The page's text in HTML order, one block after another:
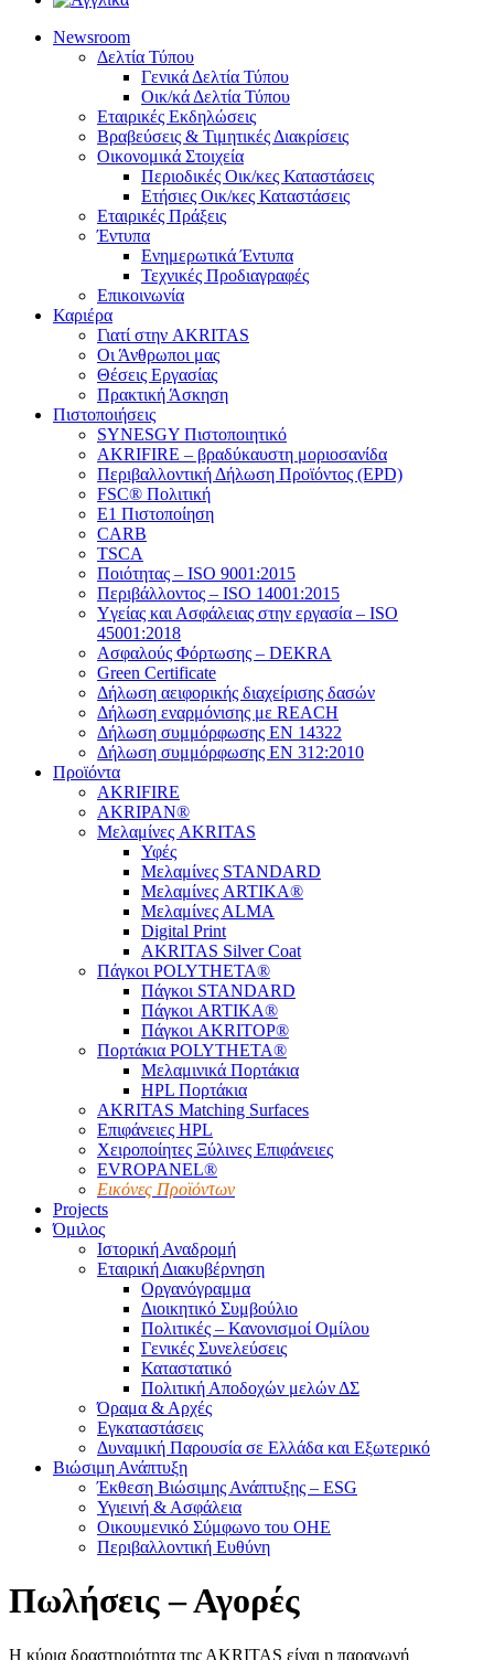
Newsroom
Δελτία Τύπου
Γενικά Δελτία Τύπου
Οικ/κά Δελτία Τύπου
Εταιρικές Εκδηλώσεις
Βραβεύσεις & Τιμητικές Διακρίσεις
Οικονομικά Στοιχεία
Περιοδικές Οικ/κες Καταστάσεις
Ετήσιες Οικ/κες Καταστάσεις
Εταιρικές Πράξεις
Έντυπα
Ενημερωτικά Έντυπα
Τεχνικές Προδιαγραφές
Επικοινωνία
Καριέρα
Γιατί στην AKRITAS
Οι Άνθρωποι μας
Θέσεις Εργασίας
Πρακτική Άσκηση
Πιστοποιήσεις
SYNESGY Πιστοποιητικό
AKRIFIRE – βραδύκαυστη μοριοσανίδα
Περιβαλλοντική Δήλωση Προϊόντος (EPD)
FSC® Πολιτική
E1 Πιστοποίηση
CARB
TSCA
Πoιότητας – ISO 9001:2015
Περιβάλλοντος – ISO 14001:2015
Yγείας και Ασφάλειας στην εργασία – ISO
45001:2018
Ασφαλούς Φόρτωσης – DEKRA
Green Certificate
Δήλωση αειφορικής διαχείρισης δασών
Δήλωση εναρμόνισης με REACH
Δήλωση συμμόρφωσης EN 14322
Δήλωση συμμόρφωσης EN 312:2010
Προϊόντα
AKRIFIRE
AKRIPAN®
Μελαμίνες AKRITAS
Υφές
Μελαμίνες STANDARD
Μελαμίνες ARTIKA®
Μελαμίνες ΑLMA
Digital Print
AKRITAS Silver Coat
Πάγκοι POLYTHETA®
Πάγκοι STANDARD
Πάγκοι ARTIKA®
Πάγκοι AKRITOP®
Πορτάκια POLYTHETA®
Μελαμινικά Πορτάκια
HPL Πορτάκια
AKRITAS Matching Surfaces
Επιφάνειες HPL
Χειροποίητες Ξύλινες Επιφάνειες
EVROPANEL®
Εικόνες Προϊόντων
Projects
Όμιλος
Ιστορική Αναδρομή
Εταιρική Διακυβέρνηση
Οργανόγραμμα
Διοικητικό Συμβούλιο
Πολιτικές – Κανονισμοί Ομίλου
Γενικές Συνελεύσεις
Καταστατικό
Πολιτική Αποδοχών μελών ΔΣ
Όραμα & Αρχές
Εγκαταστάσεις
Δυναμική Παρουσία σε Ελλάδα και Εξωτερικό
Βιώσιμη Ανάπτυξη
Έκθεση Βιώσιμης Ανάπτυξης – ESG
Υγιεινή & Ασφάλεια
Οικουμενικό Σύμφωνο του ΟΗΕ
Περιβαλλοντική Ευθύνη
Πωλήσεις – Αγορές
H κύρια δραστηριότητα της ΑKRITAS είναι η παραγωγή